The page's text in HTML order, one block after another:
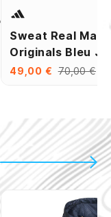
Sweat Real
Originals Bleu
49,00 € 70,00 €